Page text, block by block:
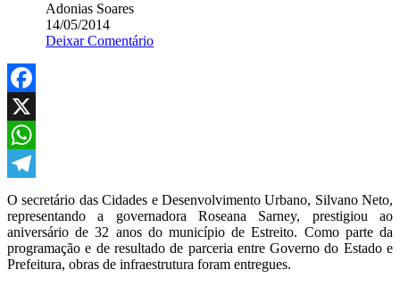
Adonias Soares
14/05/2014
Deixar Comentário
Facebook
X
WhatsApp
Telegram
O secretário das Cidades e Desenvolvimento Urbano, Silvano Neto,
representando a governadora Roseana Sarney, prestigiou ao
aniversário de 32 anos do município de Estreito. Como parte da
programação e de resultado de parceria entre Governo do Estado e
Prefeitura, obras de infraestrutura foram entregues.